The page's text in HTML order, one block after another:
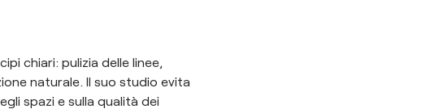
chiari: pulizia delle linee,
naturale. Il suo studio evita
spazi e sulla qualità dei